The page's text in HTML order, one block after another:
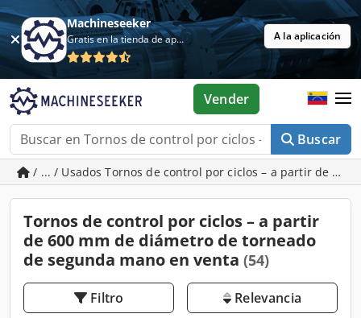
Machineseeker
Gratis en la tienda de aplicaciones A la aplicación
Buscar
Vender
/ ... / Usados Tornos de control por ciclos – a partir de
Tornos de control por ciclos – a partir
de 600 mm de diámetro de torneado
de segunda mano en venta (54)
Filtro Relevancia